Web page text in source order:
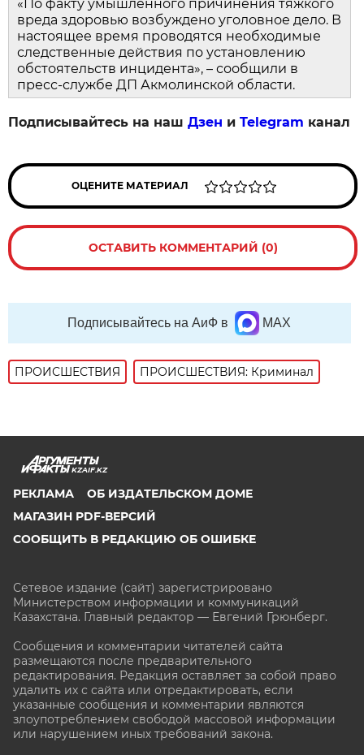
«По факту умышленного причинения тяжкого
вреда здоровью возбуждено уголовное дело. В
настоящее время проводятся необходимые
следственные действия по установлению
обстоятельств инцидента», – сообщили в
пресс-службе ДП Акмолинской области.
Подписывайтесь на нашДзен иTelegram канал
ОЦЕНИТЕ МАТЕРИАЛ
ОСТАВИТЬ КОММЕНТАРИЙ (0)
Подписывайтесь на АиФ в MAX
ПРОИСШЕСТВИЯ ПРОИСШЕСТВИЯ: Криминал
KZAIF.KZ
РЕКЛАМА
ОБ ИЗДАТЕЛЬСКОМ ДОМЕ
МАГАЗИН PDF-ВЕРСИЙ
СООБЩИТЬ В РЕДАКЦИЮ ОБ ОШИБКЕ
Сетевое издание (сайт) зарегистрировано
Министерством информации и коммуникаций
Казахстана. Главный редактор — Евгений Грюнберг.
Сообщения и комментарии читателей сайта
размещаются после предварительного
редактирования. Редакция оставляет за собой право
удалить их с сайта или отредактировать, если
указанные сообщения и комментарии являются
злоупотреблением свободой массовой информации
или нарушением иных требований закона.